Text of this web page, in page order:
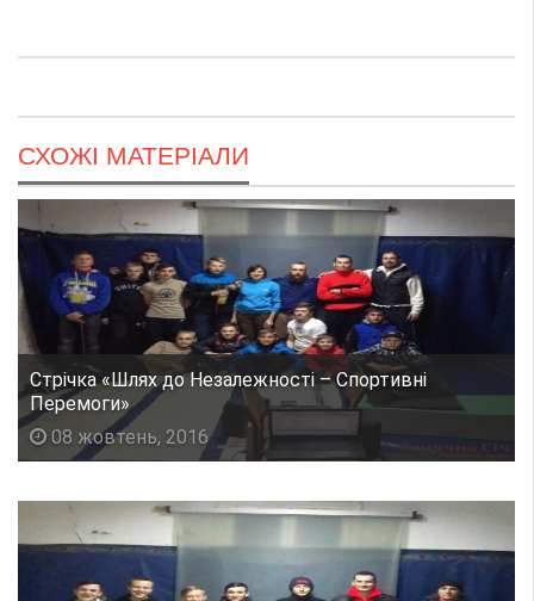
СХОЖІ МАТЕРІАЛИ
Стрічка «Шлях до Незалежності – Спортивні
Перемоги»
08 жовтень, 2016